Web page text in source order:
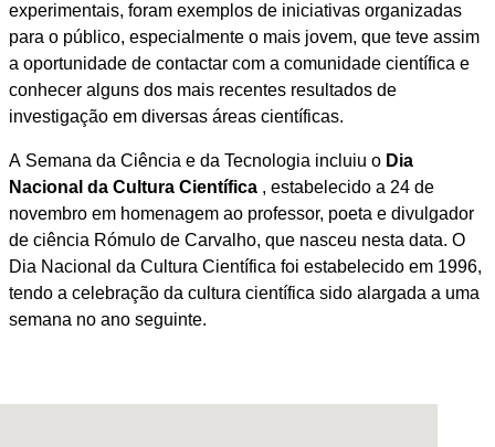
experimentais, foram exemplos de iniciativas organizadas
para o público, especialmente o mais jovem, que teve assim
a oportunidade de contactar com a comunidade científica e
conhecer alguns dos mais recentes resultados de
investigação em diversas áreas científicas.
A Semana da Ciência e da Tecnologia incluiu o Dia
Nacional da Cultura Científica , estabelecido a 24 de
novembro em homenagem ao professor, poeta e divulgador
de ciência Rómulo de Carvalho, que nasceu nesta data. O
Dia Nacional da Cultura Científica foi estabelecido em 1996,
tendo a celebração da cultura científica sido alargada a uma
semana no ano seguinte.